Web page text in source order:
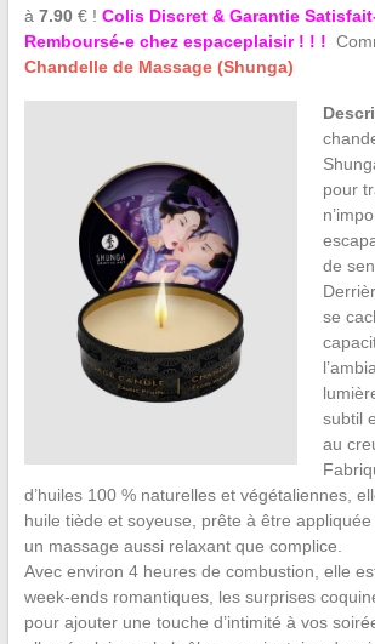
à 7.90€ ! Colis Discret & Garantie
Remboursé-e chez espaceplaisir ! ! !
Chandelle de Massage (Shunga)
pour
de
se
subtil
au
d’huiles 100 % naturelles et végétaliennes,
huile tiède et soyeuse, prête à être
un massage aussi relaxant que complice.
Avec environ 4 heures de combustion, elle
week-ends romantiques, les surprises
pour ajouter une touche d’intimité à vos